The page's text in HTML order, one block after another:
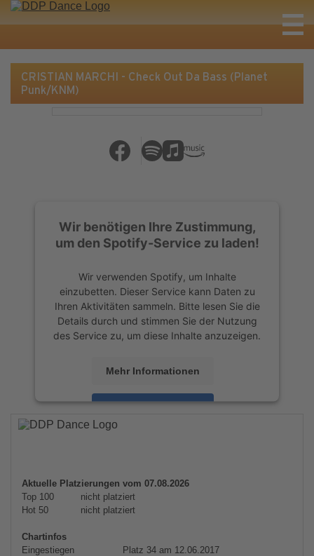
CRISTIAN MARCHI - Check Out Da Bass (Planet
Punk/KNM)
Wir benötigen Ihre Zustimmung,
um den Spotify-Service zu laden!
Wir verwenden Spotify, um Inhalte
einzubetten. Dieser Service kann Daten zu
Ihren Aktivitäten sammeln. Bitte lesen Sie die
Details durch und stimmen Sie der Nutzung
des Service zu, um diese Inhalte anzuzeigen.
Mehr Informationen
Akzeptieren
powered by
Aktuelle Platzierungen vom 07.08.2026
Top 100
nicht platziert
Hot 50
nicht platziert
Chartinfos
Eingestiegen
Platz 34 am 12.06.2017